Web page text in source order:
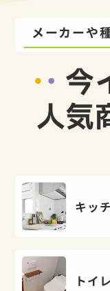
メーカーや
今
人気
キッ
トイレ